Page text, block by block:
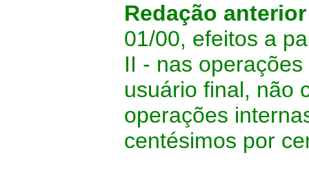
Redação
01/00, efeitos a
II - nas
usuário final, não
operações
centésimos por